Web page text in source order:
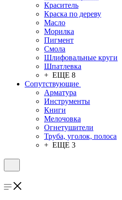
Краситель
Краска по дереву
Масло
Морилка
Пигмент
Смола
Шлифовальные круги
Шпатлевка
+ ЕЩЕ 8
Сопутствующие
Арматура
Инструменты
Книги
Мелочовка
Огнетушители
Труба, уголок, полоса
+ ЕЩЕ 3